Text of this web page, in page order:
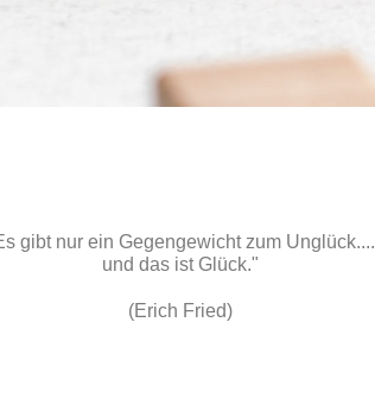
gibt nur ein Gegengewicht zum Unglück....
und das ist Glück."
(Erich Fried)